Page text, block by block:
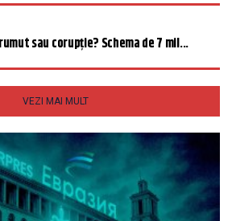
sau corupție? Schema de 7 mil...
VEZI MAI MULT